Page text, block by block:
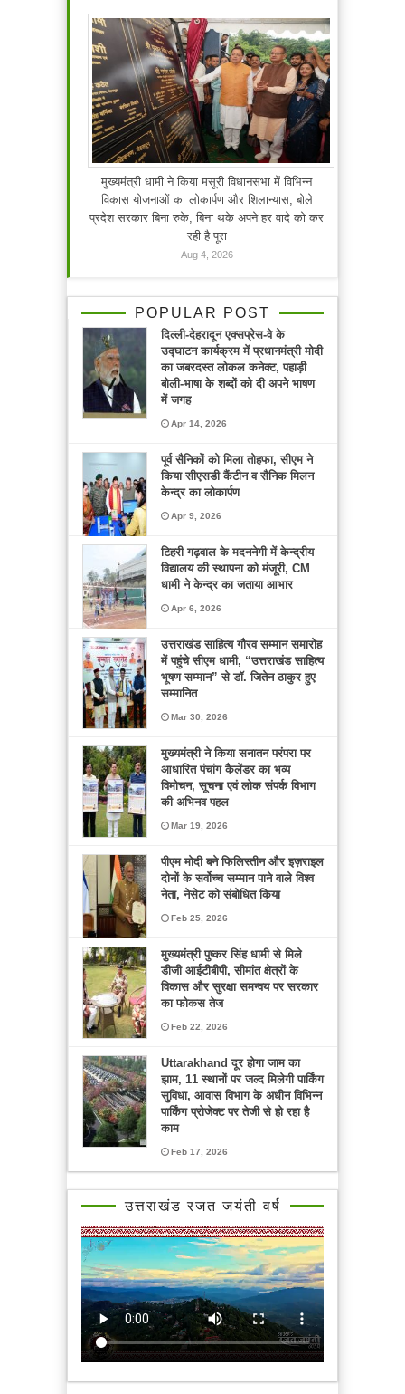
मुख्यमंत्री धामी ने किया मसूरी विधानसभा में विभिन्न
विकास योजनाओं का लोकार्पण और शिलान्यास, बोले
प्रदेश सरकार बिना रुके, बिना थके अपने हर वादे को कर
रही है पूरा
Aug 4, 2026
POPULAR POST
दिल्ली-देहरादून एक्सप्रेस-वे के
उद्घाटन कार्यक्रम में प्रधानमंत्री मोदी
का जबरदस्त लोकल कनेक्ट, पहाड़ी
बोली-भाषा के शब्दों को दी अपने भाषण
में जगह
Apr 14, 2026
पूर्व सैनिकों को मिला तोहफा, सीएम ने
किया सीएसडी कैंटीन व सैनिक मिलन
केन्द्र का लोकार्पण
Apr 9, 2026
टिहरी गढ़वाल के मदननेगी में केन्द्रीय
विद्यालय की स्थापना को मंजूरी, CM
धामी ने केन्द्र का जताया आभार
Apr 6, 2026
उत्तराखंड साहित्य गौरव सम्मान समारोह
में पहुंचे सीएम धामी, “उत्तराखंड साहित्य
भूषण सम्मान” से डॉ. जितेन ठाकुर हुए
सम्मानित
Mar 30, 2026
मुख्यमंत्री ने किया सनातन परंपरा पर
आधारित पंचांग कैलेंडर का भव्य
विमोचन, सूचना एवं लोक संपर्क विभाग
की अभिनव पहल
Mar 19, 2026
पीएम मोदी बने फिलिस्तीन और इज़राइल
दोनों के सर्वोच्च सम्मान पाने वाले विश्व
नेता, नेसेट को संबोधित किया
Feb 25, 2026
मुख्यमंत्री पुष्कर सिंह धामी से मिले
डीजी आईटीबीपी, सीमांत क्षेत्रों के
विकास और सुरक्षा समन्वय पर सरकार
का फोकस तेज
Feb 22, 2026
Uttarakhand दूर होगा जाम का
झाम, 11 स्थानों पर जल्द मिलेगी पार्किंग
सुविधा, आवास विभाग के अधीन विभिन्न
पार्किंग प्रोजेक्ट पर तेजी से हो रहा है
काम
Feb 17, 2026
उत्तराखंड रजत जयंती वर्ष